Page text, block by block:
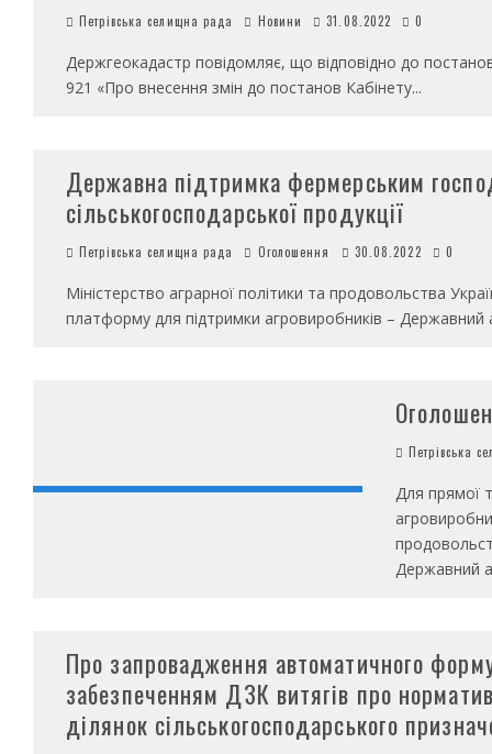
Петрівська селищна рада Новини 31.08.2022 0
Держгеокадастр повідомляє, що відповідно до
921 «Про внесення змін до постанов Кабінету...
Державна підтримка фермерським
сільськогосподарської продукції
Петрівська селищна рада Оголошення 30.08.2022 0
Міністерство аграрної політики та продовольства
платформу для підтримки агровиробників – Державний
Петрівська
Для прямої
Державний
Про запровадження автоматичного
забезпеченням ДЗК витягів про
ділянок сільськогосподарського